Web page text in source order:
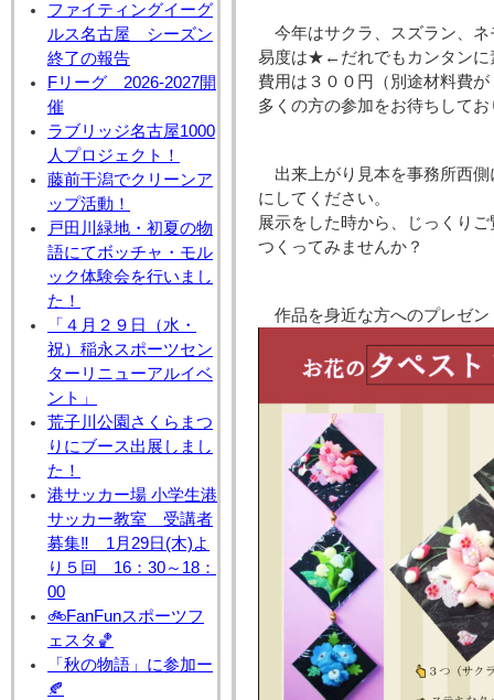
ファイティングイーグ
ルス名古屋 シーズン
終了の報告
Fリーグ 2026-2027開
催
ラブリッジ名古屋1000
人プロジェクト！
藤前干潟でクリーンア
ップ活動！
戸田川緑地・初夏の物
語にてボッチャ・モル
ック体験会を行いまし
た！
「４月２９日（水・
祝）稲永スポーツセン
ターリニューアルイベ
ント」
荒子川公園さくらまつ
りにブース出展しまし
た！
港サッカー場 小学生港
サッカー教室 受講者
募集‼ 1月29日(木)よ
り５回 16：30～18：
00
🚲FanFunスポーツフ
ェスタ🏀
「秋の物語」に参加ー
🍂
今年はサクラ、スズラン、
易度は★←だれでもカンタンに
費用は３００円（別途材料費
多くの方の参加をお待ちして
出来上がり見本を事務所西
にしてください。
展示をした時から、じっくり
つくってみませんか？
作品を身近な方へのプレゼ